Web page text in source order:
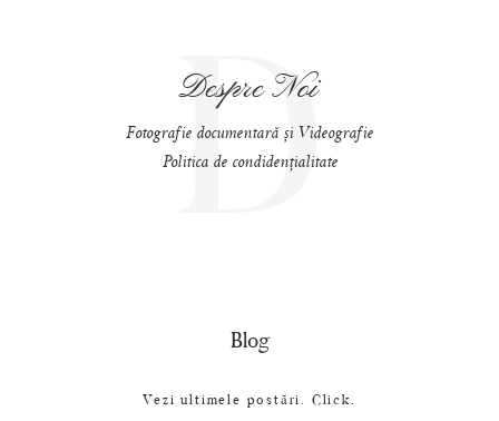
Despre Noi
D
Fotografie documentară și Videografie
Politica de condidențialitate
Blog
Vezi ultimele postări. Click.